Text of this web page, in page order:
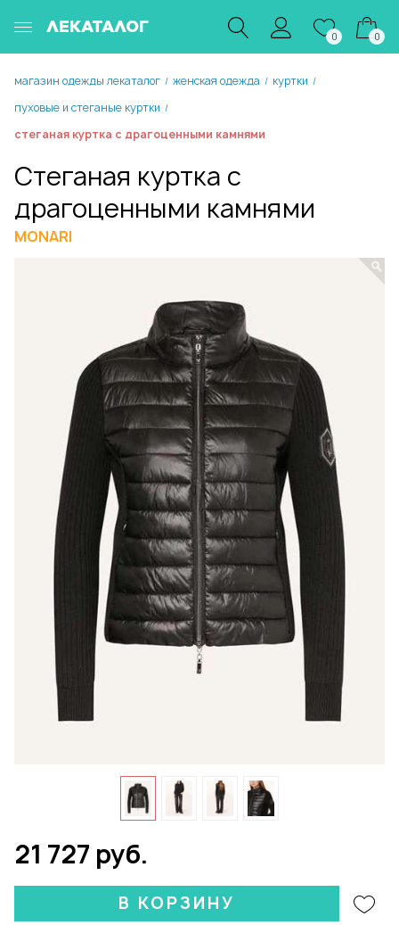
ЛЕКАТАЛОГ
0 0
магазин одежды лекаталог / женская одежда / куртки /
пуховые и стеганые куртки /
стеганая куртка с драгоценными камнями
Стеганая куртка с
драгоценными камнями
MONARI
21 727 руб.
В КОРЗИНУ